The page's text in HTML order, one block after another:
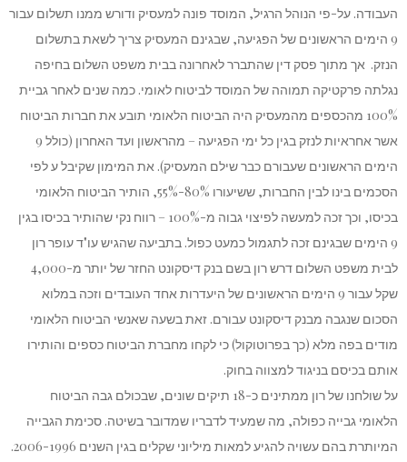
העבודה. על-פי הנוהל הרגיל, המוסד פונה למעסיק ודורש ממנו תשלום עבור
9 הימים הראשונים של הפגיעה, שבגינם המעסיק צריך לשאת בתשלום
הנזק. אך מתוך פסק דין שהתברר לאחרונה בבית משפט השלום בחיפה
נגלתה פרקטיקה תמוהה של המוסד לביטוח לאומי. כמה שנים לאחר גביית
100% מהכספים מהמעסיק היה הביטוח הלאומי תובע את חברות הביטוח
אשר אחראיות לנזק בגין כל ימי הפגיעה – מהראשון ועד האחרון (כולל 9
הימים הראשונים שעבורם כבר שילם המעסיק). את המימון שקיבל ע לפי
הסכמים בינו לבין החברות, ששיעורו 80%-55%, הותיר הביטוח הלאומי
בכיסו, וכך זכה למעשה לפיצוי גבוה מ-100% – רווח נקי שהותיר בכיסו בגין
9 הימים שבגינם זכה לתגמול כמעט כפול. בתביעה שהגיש עו"ד עופר רון
לבית משפט השלום דרש רון בשם בנק דיסקונט החזר של יותר מ-4,000
שקל עבור 9 הימים הראשונים של היעדרות אחד העובדים וזכה במלוא
הסכום שנגבה מבנק דיסקונט עבורם. זאת בשעה שאנשי הביטוח הלאומי
מודים בפה מלא (כך בפרוטוקול) כי לקחו מחברת הביטוח כספים והותירו
אותם בכיסם בניגוד למצווה בחוק.
על שולחנו של רון ממתינים כ-18 תיקים שונים, שבכולם גבה הביטוח
הלאומי גבייה כפולה, מה שמעיד לדבריו שמדובר בשיטה. סכימת הגבייה
המיותרת בהם עשויה להגיע למאות מיליוני שקלים בגין השנים 2006-1996.